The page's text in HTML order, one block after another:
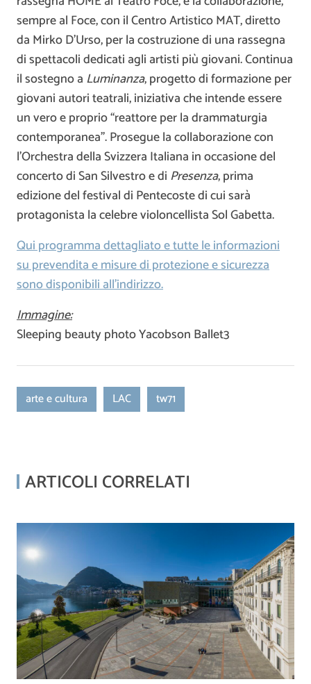
sempre al Foce, con il Centro Artistico MAT, diretto
da Mirko D’Urso, per la costruzione di una rassegna
di spettacoli dedicati agli artisti più giovani. Continua
il sostegno a Luminanza, progetto di formazione per
giovani autori teatrali, iniziativa che intende essere
un vero e proprio “reattore per la drammaturgia
contemporanea”. Prosegue la collaborazione con
l’Orchestra della Svizzera Italiana in occasione del
concerto di San Silvestro e di Presenza, prima
edizione del festival di Pentecoste di cui sarà
protagonista la celebre violoncellista Sol Gabetta.
Qui programma dettagliato e tutte le informazioni
su prevendita e misure di protezione e sicurezza
sono disponibili all’indirizzo.
Immagine:
Sleeping beauty photo Yacobson Ballet3
arte e cultura LAC tw71
ARTICOLI CORRELATI